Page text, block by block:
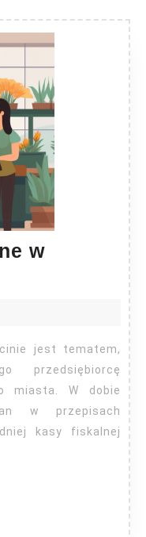
w
przedsiębiorcę
miasta. W dobie
w przepisach
kasy fiskalnej